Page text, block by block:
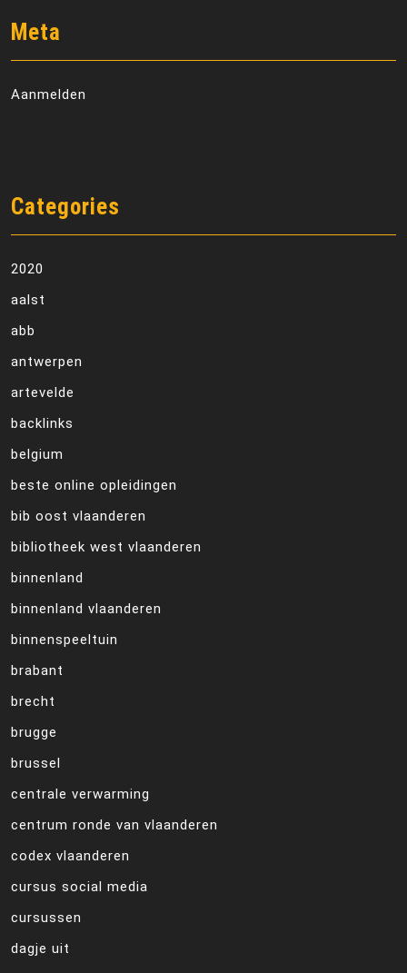
Meta
Aanmelden
Categories
2020
aalst
abb
antwerpen
artevelde
backlinks
belgium
beste online opleidingen
bib oost vlaanderen
bibliotheek west vlaanderen
binnenland
binnenland vlaanderen
binnenspeeltuin
brabant
brecht
brugge
brussel
centrale verwarming
centrum ronde van vlaanderen
codex vlaanderen
cursus social media
cursussen
dagje uit